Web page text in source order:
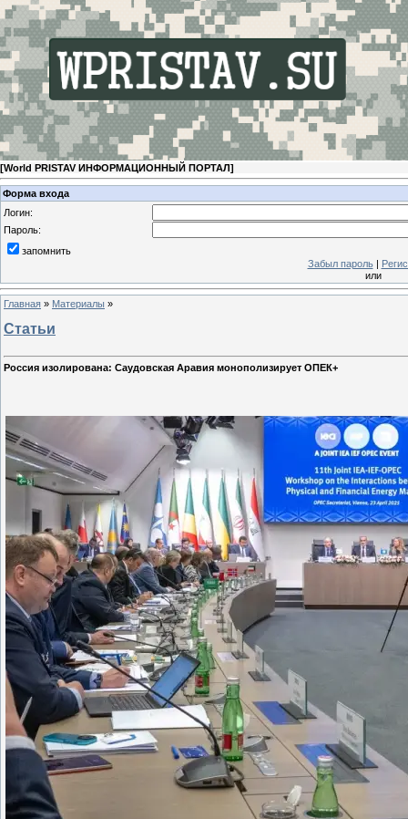
[World PRISTAV ИНФОРМАЦИОННЫЙ ПОРТАЛ]
Форма входа
Логин:
Пароль:
запомнить
Забыл пароль|
или
Главная » Материалы »
Статьи
Россия изолирована: Саудовская Аравия монополизирует ОПЕК+